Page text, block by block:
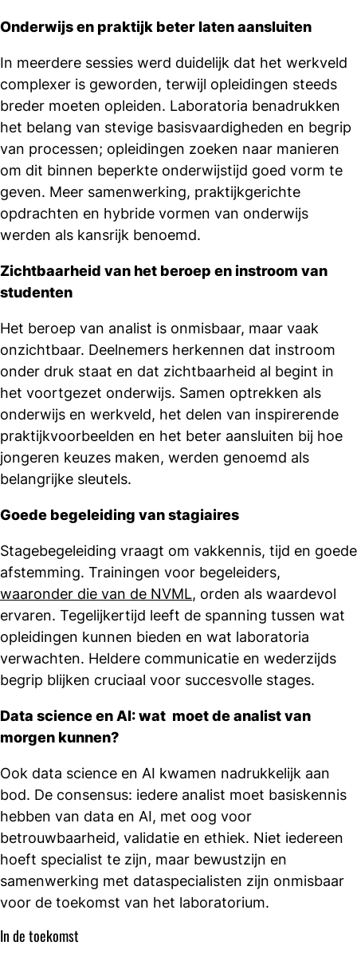
Onderwijs en praktijk beter laten aansluiten
In meerdere sessies werd duidelijk dat het werkveld
complexer is geworden, terwijl opleidingen steeds
breder moeten opleiden. Laboratoria benadrukken
het belang van stevige basisvaardigheden en begrip
van processen; opleidingen zoeken naar manieren
om dit binnen beperkte onderwijstijd goed vorm te
geven. Meer samenwerking, praktijkgerichte
opdrachten en hybride vormen van onderwijs
werden als kansrijk benoemd.
Zichtbaarheid van het beroep en instroom van
studenten
Het beroep van analist is onmisbaar, maar vaak
onzichtbaar. Deelnemers herkennen dat instroom
onder druk staat en dat zichtbaarheid al begint in
het voortgezet onderwijs. Samen optrekken als
onderwijs en werkveld, het delen van inspirerende
praktijkvoorbeelden en het beter aansluiten bij hoe
jongeren keuzes maken, werden genoemd als
belangrijke sleutels.
Goede begeleiding van stagiaires
Stagebegeleiding vraagt om vakkennis, tijd en goede
afstemming. Trainingen voor begeleiders,
waaronder die van de NVML, orden als waardevol
ervaren. Tegelijkertijd leeft de spanning tussen wat
opleidingen kunnen bieden en wat laboratoria
verwachten. Heldere communicatie en wederzijds
begrip blijken cruciaal voor succesvolle stages.
Data science en AI: wat moet de analist van
morgen kunnen?
Ook data science en AI kwamen nadrukkelijk aan
bod. De consensus: iedere analist moet basiskennis
hebben van data en AI, met oog voor
betrouwbaarheid, validatie en ethiek. Niet iedereen
hoeft specialist te zijn, maar bewustzijn en
samenwerking met dataspecialisten zijn onmisbaar
voor de toekomst van het laboratorium.
In de toekomst